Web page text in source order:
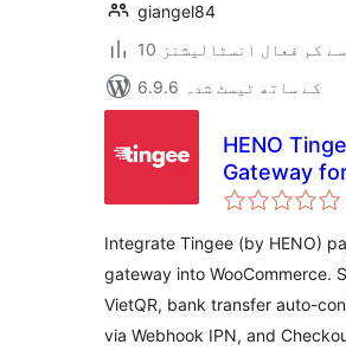
giangel84
10 سے کم فعال انسٹالیشنز
6.9.6 کے ساتھ ٹیسٹ شدہ
HENO
Gateway
Integrate Tingee (by HENO)
gateway into WooCommerce.
VietQR, bank transfer auto-
via Webhook IPN, and